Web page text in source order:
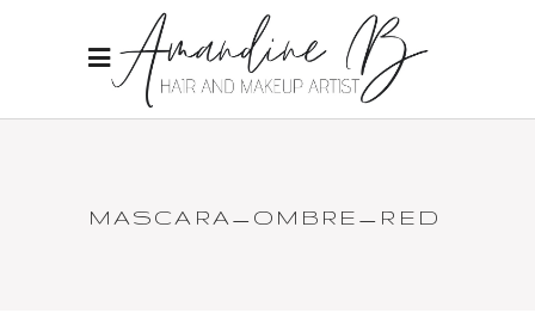
MASCARA_OMBRE_RED